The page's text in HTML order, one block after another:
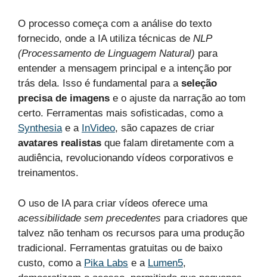
O processo começa com a análise do texto
fornecido, onde a IA utiliza técnicas de NLP
(Processamento de Linguagem Natural) para
entender a mensagem principal e a intenção por
trás dela. Isso é fundamental para a seleção
precisa de imagens e o ajuste da narração ao tom
certo. Ferramentas mais sofisticadas, como a
Synthesiae a InVideo, são capazes de criar
avatares realistas que falam diretamente com a
audiência, revolucionando vídeos corporativos e
treinamentos.
O uso de IA para criar vídeos oferece uma
acessibilidade sem precedentes para criadores que
talvez não tenham os recursos para uma produção
tradicional. Ferramentas gratuitas ou de baixo
custo, como a Pika Labs e a Lumen5,